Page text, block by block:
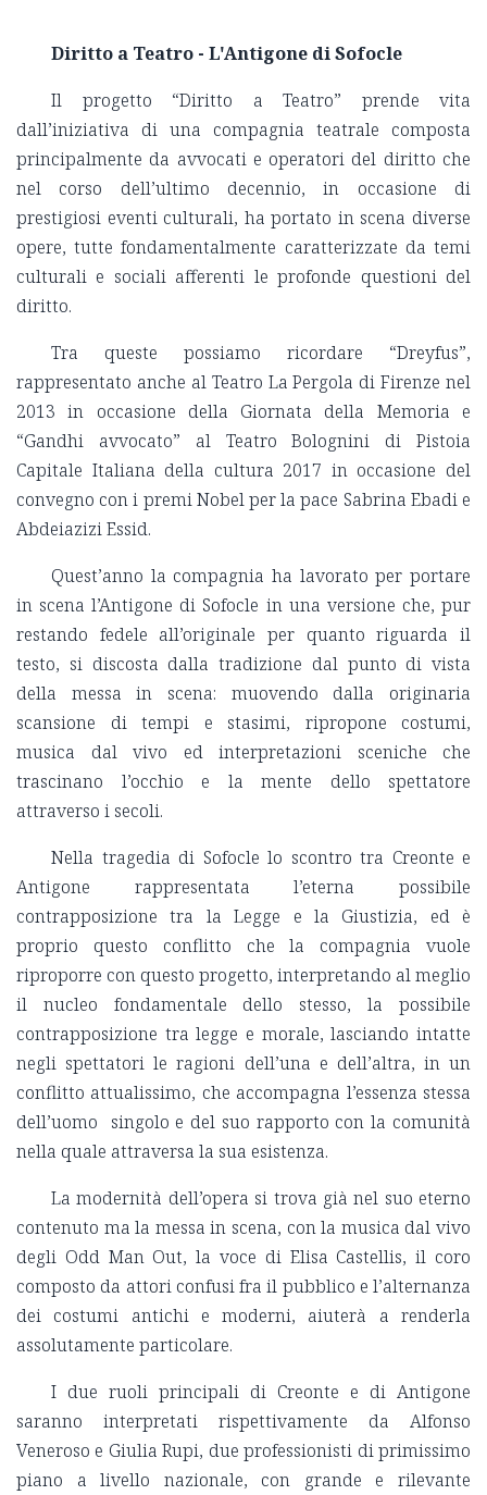
Diritto a Teatro - L'Antigone di Sofocle
Il progetto “Diritto a Teatro” prende vita
dall’iniziativa di una compagnia teatrale composta
principalmente da avvocati e operatori del diritto che
nel corso dell’ultimo decennio, in occasione di
prestigiosi eventi culturali, ha portato in scena diverse
opere, tutte fondamentalmente caratterizzate da temi
culturali e sociali afferenti le profonde questioni del
diritto.
Tra queste possiamo ricordare “Dreyfus”,
rappresentato anche al Teatro La Pergola di Firenze nel
2013 in occasione della Giornata della Memoria e
“Gandhi avvocato” al Teatro Bolognini di Pistoia
Capitale Italiana della cultura 2017 in occasione del
convegno con i premi Nobel per la pace Sabrina Ebadi e
Abdeiazizi Essid.
Quest’anno la compagnia ha lavorato per portare
in scena l’Antigone di Sofocle in una versione che, pur
restando fedele all’originale per quanto riguarda il
testo, si discosta dalla tradizione dal punto di vista
della messa in scena: muovendo dalla originaria
scansione di tempi e stasimi, ripropone costumi,
musica dal vivo ed interpretazioni sceniche che
trascinano l’occhio e la mente dello spettatore
attraverso i secoli.
Nella tragedia di Sofocle lo scontro tra Creonte e
Antigone rappresentata l’eterna possibile
contrapposizione tra la Legge e la Giustizia, ed è
proprio questo conflitto che la compagnia vuole
riproporre con questo progetto, interpretando al meglio
il nucleo fondamentale dello stesso, la possibile
contrapposizione tra legge e morale, lasciando intatte
negli spettatori le ragioni dell’una e dell’altra, in un
conflitto attualissimo, che accompagna l’essenza stessa
dell’uomo singolo e del suo rapporto con la comunità
nella quale attraversa la sua esistenza.
La modernità dell’opera si trova già nel suo eterno
contenuto ma la messa in scena, con la musica dal vivo
degli Odd Man Out, la voce di Elisa Castellis, il coro
composto da attori confusi fra il pubblico e l’alternanza
dei costumi antichi e moderni, aiuterà a renderla
assolutamente particolare.
I due ruoli principali di Creonte e di Antigone
saranno interpretati rispettivamente da Alfonso
Veneroso e Giulia Rupi, due professionisti di primissimo
piano a livello nazionale, con grande e rilevante